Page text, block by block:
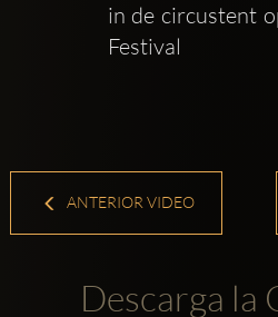
in de circustent
Festival
ANTERIOR VIDEO
Descarga la